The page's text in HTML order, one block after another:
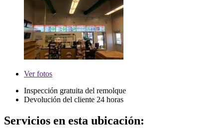
Verfotos
Inspección gratuita del remolque
Devolución del cliente 24 horas
Servicios en esta ubicación: